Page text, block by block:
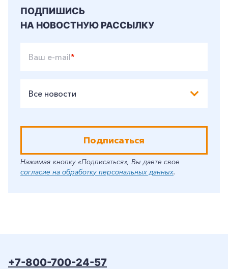
ПОДПИШИСЬ
НА НОВОСТНУЮ РАССЫЛКУ
Ваш e-mail*
Все новости
Подписаться
Нажимая кнопку «Подписаться», Вы даете свое
согласие на обработку персональных данных.
+7-800-700-24-57